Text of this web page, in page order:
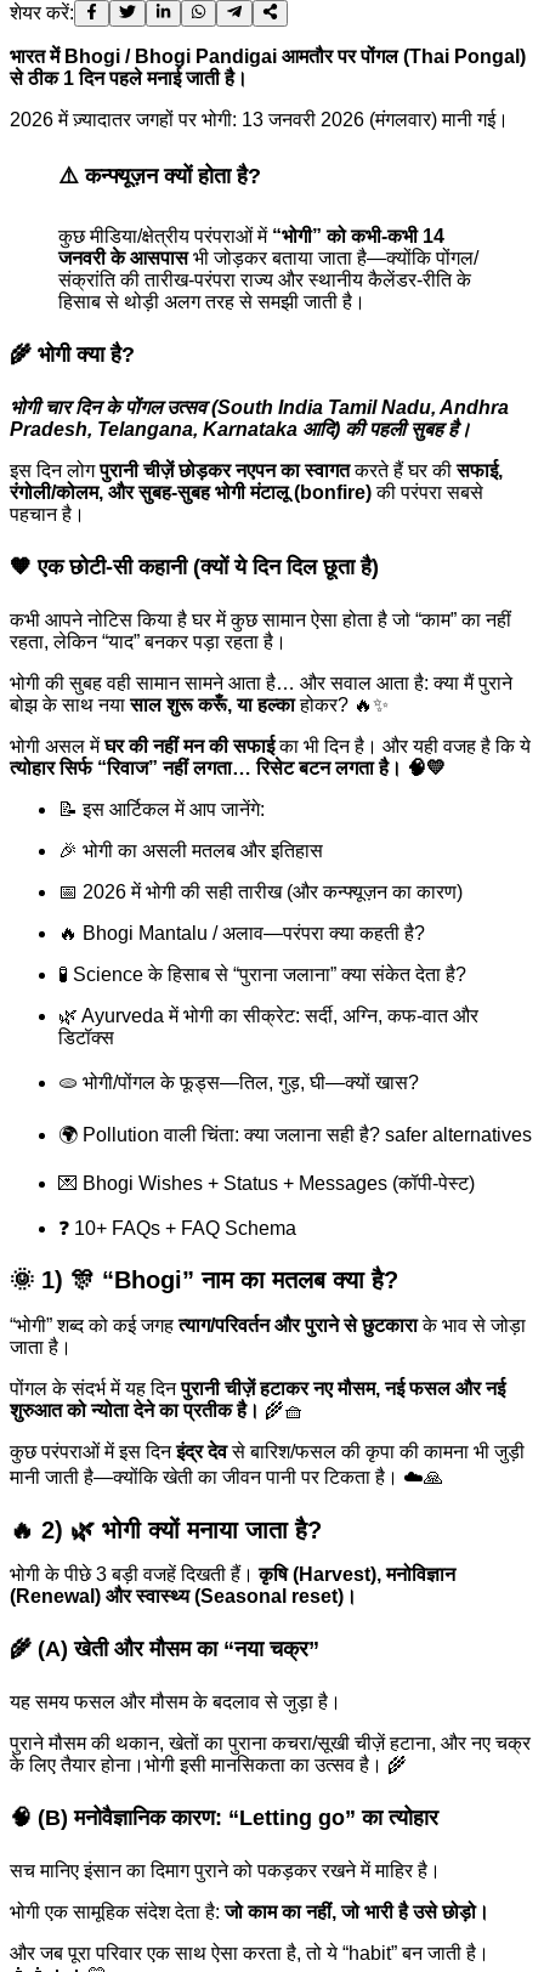
शेयर करें:
भारत में Bhogi / Bhogi Pandigai आमतौर पर पोंगल (Thai Pongal)
से ठीक 1 दिन पहले मनाई जाती है।
2026 में ज़्यादातर जगहों पर भोगी: 13 जनवरी 2026 (मंगलवार) मानी गई।
⚠️ कन्फ्यूज़न क्यों होता है?
कुछ मीडिया/क्षेत्रीय परंपराओं में“भोगी” को कभी-कभी 14
जनवरी के आसपासभी जोड़कर बताया जाता है—क्योंकि पोंगल/
संक्रांति की तारीख-परंपरा राज्य और स्थानीय कैलेंडर-रीति के
हिसाब से थोड़ी अलग तरह से समझी जाती है।
🌾 भोगी क्या है?
भोगी चार दिन के पोंगल उत्सव (South India Tamil Nadu, Andhra
Pradesh, Telangana, Karnataka आदि) की पहली सुबह है।
इस दिन लोगपुरानी चीज़ें छोड़कर नएपन का स्वागतकरते हैं घर कीसफाई,
रंगोली/कोलम, और सुबह-सुबह भोगी मंटालू (bonfire)की परंपरा सबसे
पहचान है।
🧡 एक छोटी-सी कहानी (क्यों ये दिन दिल छूता है)
कभी आपने नोटिस किया है घर में कुछ सामान ऐसा होता है जो “काम” का नहीं
रहता, लेकिन “याद” बनकर पड़ा रहता है।
भोगी की सुबह वही सामान सामने आता है… और सवाल आता है: क्या मैं पुराने
बोझ के साथ नयासाल शुरू करूँ, या हल्काहोकर? 🔥✨
भोगी असल मेंघर की नहीं मन की सफाईका भी दिन है। और यही वजह है कि ये
त्योहार सिर्फ “रिवाज” नहीं लगता… रिसेट बटन लगता है। 🧠💛
📝 इस आर्टिकल में आप जानेंगे:
🎉 भोगी का असली मतलब और इतिहास
📅 2026 में भोगी की सही तारीख (और कन्फ्यूज़न का कारण)
🔥 Bhogi Mantalu / अलाव—परंपरा क्या कहती है?
🧪 Science के हिसाब से “पुराना जलाना” क्या संकेत देता है?
🌿 Ayurveda में भोगी का सीक्रेट: सर्दी, अग्नि, कफ-वात और
डिटॉक्स
🫓 भोगी/पोंगल के फूड्स—तिल, गुड़, घी—क्यों खास?
🌍 Pollution वाली चिंता: क्या जलाना सही है? safer alternatives
💌 Bhogi Wishes + Status + Messages (कॉपी-पेस्ट)
❓ 10+ FAQs + FAQ Schema
🌞 1) 🎊 “Bhogi” नाम का मतलब क्या है?
“भोगी” शब्द को कई जगहत्याग/परिवर्तन और पुराने से छुटकाराके भाव से जोड़ा
जाता है।
पोंगल के संदर्भ में यह दिनपुरानी चीज़ें हटाकर नए मौसम, नई फसल और नई
शुरुआत को न्योता देने का प्रतीक है। 🌾🧺
कुछ परंपराओं में इस दिनइंद्र देवसे बारिश/फसल की कृपा की कामना भी जुड़ी
मानी जाती है—क्योंकि खेती का जीवन पानी पर टिकता है। ☁️🙏
🔥 2) 🌿 भोगी क्यों मनाया जाता है?
भोगी के पीछे 3 बड़ी वजहें दिखती हैं।कृषि (Harvest), मनोविज्ञान
(Renewal) और स्वास्थ्य (Seasonal reset)।
🌾 (A) खेती और मौसम का “नया चक्र”
यह समय फसल और मौसम के बदलाव से जुड़ा है।
पुराने मौसम की थकान, खेतों का पुराना कचरा/सूखी चीज़ें हटाना, और नए चक्र
के लिए तैयार होना।भोगी इसी मानसिकता का उत्सव है। 🌾
🧠 (B) मनोवैज्ञानिक कारण: “Letting go” का त्योहार
सच मानिए इंसान का दिमाग पुराने को पकड़कर रखने में माहिर है।
भोगी एक सामूहिक संदेश देता है:जो काम का नहीं, जो भारी है उसे छोड़ो।
और जब पूरा परिवार एक साथ ऐसा करता है, तो ये “habit” बन जाती है।